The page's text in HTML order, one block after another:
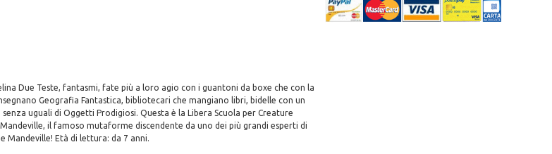
Due Teste, fantasmi, fate più a loro agio con i guantoni da boxe che con la
Geografia Fantastica, bibliotecari che mangiano libri, bidelle con un
uguali di Oggetti Prodigiosi. Questa è la Libera Scuola per Creature
il famoso mutaforme discendente da uno dei più grandi esperti di
Mandeville! Età di lettura: da 7 anni.